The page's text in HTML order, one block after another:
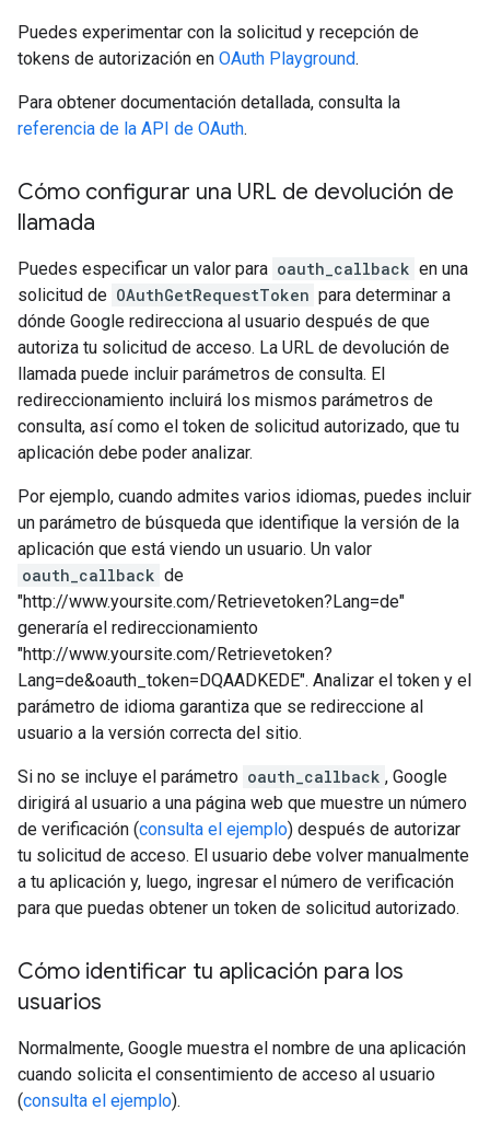
Puedes experimentar con la solicitud y recepción de
tokens de autorización en OAuth Playground.
Para obtener documentación detallada, consulta la
referencia de la API de OAuth.
Cómo configurar una URL de devolución de
llamada
Puedes especificar un valor para oauth_callback en una
solicitud de OAuthGetRequestToken para determinar a
dónde Google redirecciona al usuario después de que
autoriza tu solicitud de acceso. La URL de devolución de
llamada puede incluir parámetros de consulta. El
redireccionamiento incluirá los mismos parámetros de
consulta, así como el token de solicitud autorizado, que tu
aplicación debe poder analizar.
Por ejemplo, cuando admites varios idiomas, puedes incluir
un parámetro de búsqueda que identifique la versión de la
aplicación que está viendo un usuario. Un valor
oauth_callback de
"http://www.yoursite.com/Retrievetoken?Lang=de"
generaría el redireccionamiento
"http://www.yoursite.com/Retrievetoken?
Lang=de&oauth_token=DQAADKEDE". Analizar el token y el
parámetro de idioma garantiza que se redireccione al
usuario a la versión correcta del sitio.
Si no se incluye el parámetro oauth_callback , Google
dirigirá al usuario a una página web que muestre un número
de verificación (consulta el ejemplo) después de autorizar
tu solicitud de acceso. El usuario debe volver manualmente
a tu aplicación y, luego, ingresar el número de verificación
para que puedas obtener un token de solicitud autorizado.
Cómo identificar tu aplicación para los
usuarios
Normalmente, Google muestra el nombre de una aplicación
cuando solicita el consentimiento de acceso al usuario
(consulta el ejemplo).